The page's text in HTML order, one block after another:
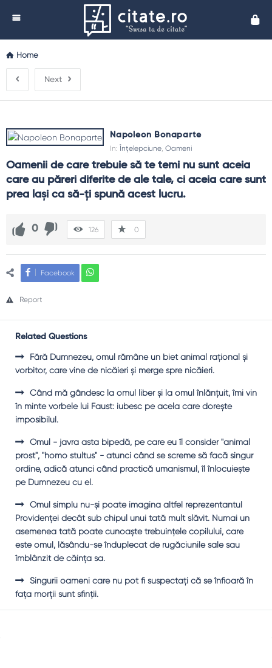
Home
Next
Napoleon Bonaparte
In: Înțelepciune, Oameni
Oamenii de care trebuie să te temi nu sunt aceia
care au păreri diferite de ale tale, ci aceia care sunt
prea laşi ca să-ţi spună acest lucru.
0 126 0
Facebook
Report
Related Questions
Fără Dumnezeu, omul rămâne un biet animal raţional şi
vorbitor, care vine de nicăieri şi merge spre nicăieri.
Când mă gândesc la omul liber şi la omul înlănţuit, îmi vin
în minte vorbele lui Faust: iubesc pe acela care doreşte
imposibilul.
Omul - javra asta bipedă, pe care eu îl consider "animal
prost", "homo stultus" - atunci când se screme să facă singur
ordine, adică atunci când practică umanismul, îl înlocuieşte
pe Dumnezeu cu el.
Omul simplu nu-şi poate imagina altfel reprezentantul
Providenţei decât sub chipul unui tată mult slăvit. Numai un
asemenea tată poate cunoaşte trebuinţele copilului, care
este omul, lăsându-se înduplecat de rugăciunile sale sau
îmblânzit de căinţa sa.
Singurii oameni care nu pot fi suspectaţi că se înfioară în
faţa morţii sunt sfinţii.